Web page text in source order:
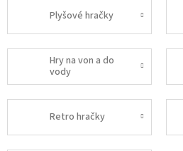
Plyšové hračky
Hry na von a do
vody
Retro hračky